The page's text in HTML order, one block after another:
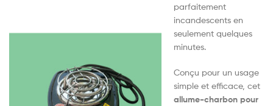
parfaitement
incandescents en
seulement quelques
minutes.
Conçu pour un usage
simple et efficace, cet
allume-charbon pour